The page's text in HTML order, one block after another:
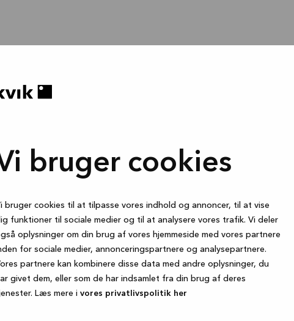
bruger cookies
bruger cookies til at tilpasse vores indhold og annoncer, til at vise
funktioner til sociale medier og til at analysere vores trafik. Vi deler
oplysninger om din brug af vores hjemmeside med vores partnere
for sociale medier, annonceringspartnere og analysepartnere.
partnere kan kombinere disse data med andre oplysninger, du
givet dem, eller som de har indsamlet fra din brug af deres
Læs mere i vores privatlivspolitik her
exception has occurred (see the